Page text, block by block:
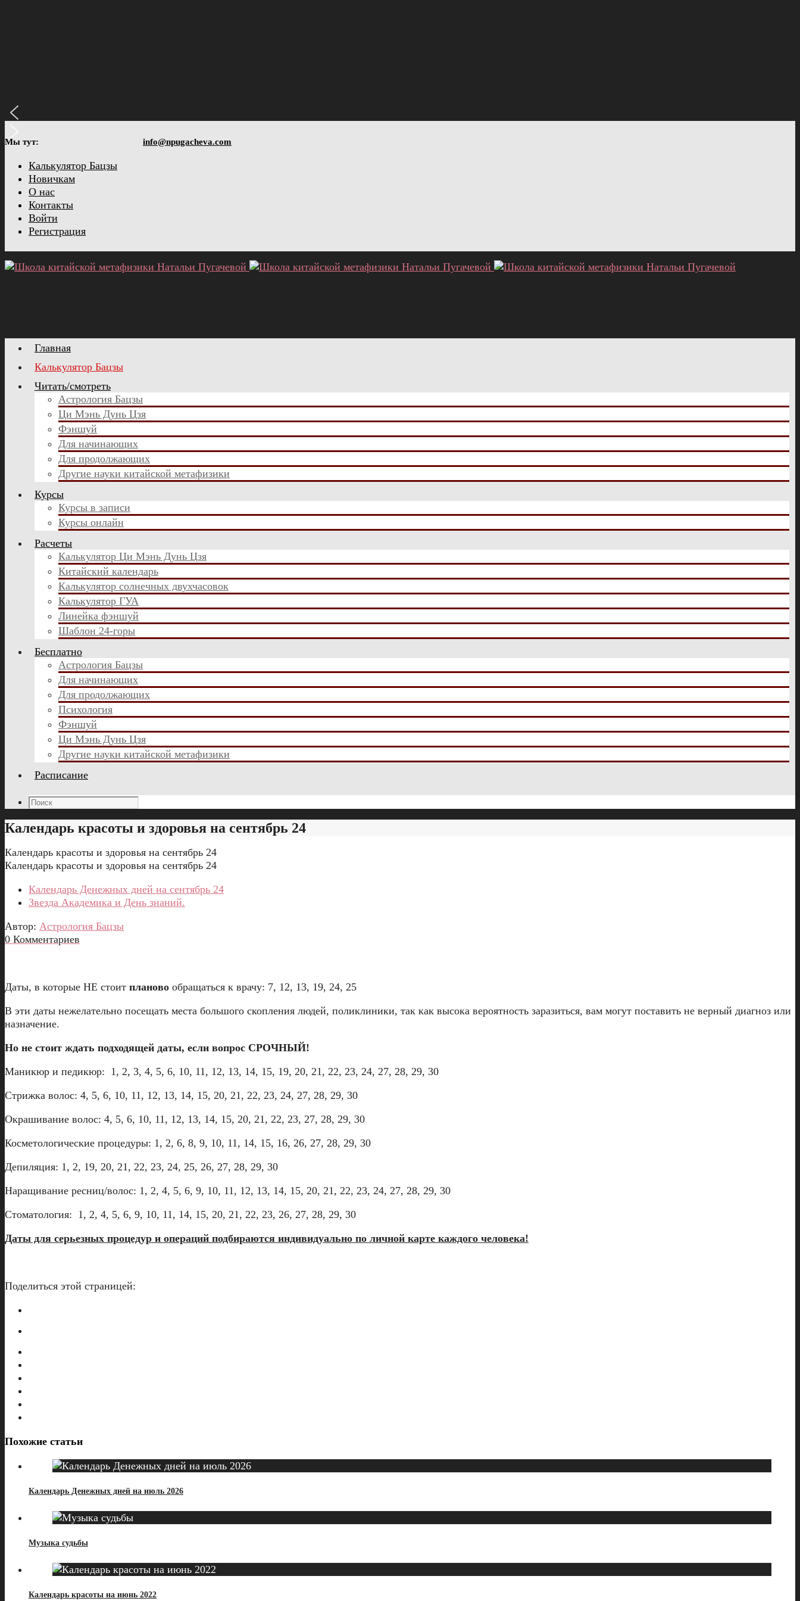
Мы тут: info@npugacheva.com
Калькулятор Бацзы
Новичкам
О нас
Контакты
Войти
Регистрация
Главная
Калькулятор Бацзы
Читать/смотреть
Астрология Бацзы
Ци Мэнь Дунь Цзя
Фэншуй
Для начинающих
Для продолжающих
Другие науки китайской метафизики
Курсы
Курсы в записи
Курсы онлайн
Расчеты
Калькулятор Ци Мэнь Дунь Цзя
Китайский календарь
Калькулятор солнечных двухчасовок
Калькулятор ГУА
Линейка фэншуй
Шаблон 24-горы
Бесплатно
Астрология Бацзы
Для начинающих
Для продолжающих
Психология
Фэншуй
Ци Мэнь Дунь Цзя
Другие науки китайской метафизики
Расписание
Календарь красоты и здоровья на сентябрь 24
Календарь красоты и здоровья на сентябрь 24
Календарь красоты и здоровья на сентябрь 24
Календарь Денежных дней на сентябрь 24
Звезда Академика и День знаний.
Автор: Астрология Бацзы
0 Комментариев
Даты, в которые НЕ стоит планово обращаться к врачу: 7, 12, 13, 19, 24, 25
В эти даты нежелательно посещать места большого скопления людей, поликлиники, так как высока вероятность заразиться, вам могут поставить не верный диагноз или
назначение.
Но не стоит ждать подходящей даты, если вопрос СРОЧНЫЙ!
Маникюр и педикюр: 1, 2, 3, 4, 5, 6, 10, 11, 12, 13, 14, 15, 19, 20, 21, 22, 23, 24, 27, 28, 29, 30
Стрижка волос: 4, 5, 6, 10, 11, 12, 13, 14, 15, 20, 21, 22, 23, 24, 27, 28, 29, 30
Окрашивание волос: 4, 5, 6, 10, 11, 12, 13, 14, 15, 20, 21, 22, 23, 27, 28, 29, 30
Косметологические процедуры: 1, 2, 6, 8, 9, 10, 11, 14, 15, 16, 26, 27, 28, 29, 30
Депиляция: 1, 2, 19, 20, 21, 22, 23, 24, 25, 26, 27, 28, 29, 30
Наращивание ресниц/волос: 1, 2, 4, 5, 6, 9, 10, 11, 12, 13, 14, 15, 20, 21, 22, 23, 24, 27, 28, 29, 30
Стоматология: 1, 2, 4, 5, 6, 9, 10, 11, 14, 15, 20, 21, 22, 23, 26, 27, 28, 29, 30
Даты для серьезных процедур и операций подбираются индивидуально по личной карте каждого человека!
Поделиться этой страницей:
Похожие статьи
Календарь Денежных дней на июль 2026
Музыка судьбы
Календарь красоты на июнь 2022